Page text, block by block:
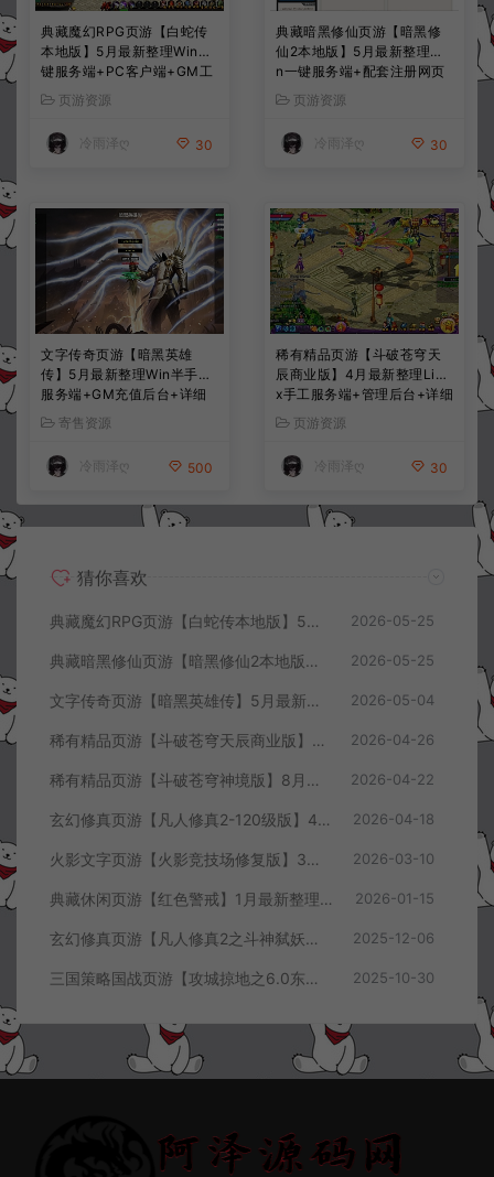
典藏魔幻RPG页游【白蛇传
本地版】5月最新整理Win一
键服务端+PC客户端+GM工
具+详细搭建教程
页游资源
冷雨泽ღ 30
典藏暗黑修仙页游【暗黑修
仙2本地版】5月最新整理Wi
n一键服务端+配套注册网页
+GM工具+PC客户端+详细
搭建教程
页游资源
冷雨泽ღ 30
文字传奇页游【暗黑英雄
传】5月最新整理Win半手工
服务端+GM充值后台+详细
搭建教程
寄售资源
冷雨泽ღ 500
稀有精品页游【斗破苍穹天
辰商业版】4月最新整理Linu
x手工服务端+管理后台+详细
外网搭建教程
页游资源
冷雨泽ღ 30
猜你喜欢
典藏魔幻RPG页游【白蛇传本地版】5月最新整理Win一键服务端+PC客户端+GM工具+详细搭建教程 2026-05-25
典藏暗黑修仙页游【暗黑修仙2本地版】5月最新整理Win一键服务端+配套注册网页+GM工具+PC客户端+详细搭建教程 2026-05-25
文字传奇页游【暗黑英雄传】5月最新整理Win半手工服务端+GM充值后台+详细搭建教程 2026-05-04
稀有精品页游【斗破苍穹天辰商业版】4月最新整理Linux手工服务端+管理后台+详细外网搭建教程 2026-04-26
稀有精品页游【斗破苍穹神境版】8月最新整理Linux手工服务端+管理后台+详细外网搭建教程 2026-04-22
玄幻修真页游【凡人修真2-120级版】4月最新整理Win一键服务端+GM工具+详细搭建教程 2026-04-18
火影文字页游【火影竞技场修复版】3月最新整理Linux手工服务端+Win一键服务端+管理后台+详细搭建教程 2026-03-10
典藏休闲页游【红色警戒】1月最新整理Linux手工服务端+Win一键服务端+解压即玩+简易安卓客户端+详细搭建教程 2026-01-15
玄幻修真页游【凡人修真2之斗神弑妖】12月最新整理Win一键服务端+GM工具+详细搭建教程 2025-12-06
三国策略国战页游【攻城掠地之6.0东吴大帝版】10月最新整理Win一键服务端+管理后台+详细外网搭建教程 2025-10-30